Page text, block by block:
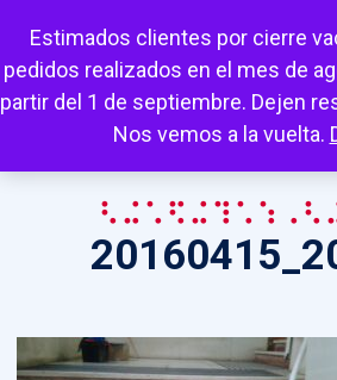
Estimados clientes por cierre
pedidos realizados en el mes de
partir del 1 de septiembre. Dejen
Nos vemos a la vuelta.
Mi cuenta Carrito Favoritos